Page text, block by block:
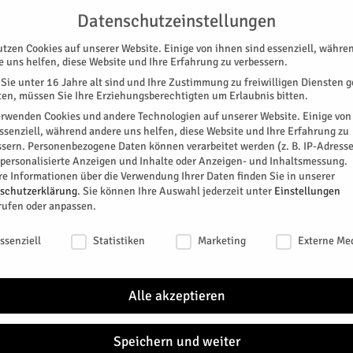
KONTAKT IMPRESSUM
SPEZIAL E-PAPER KINO GALERIE
Datenschutzeinstellungen
Cookies auf unserer Website. Einige von ihnen sind essenziell,
uns helfen, diese Website und Ihre Erfahrung zu verbessern.
unter 16 Jahre alt sind und Ihre Zustimmung zu freiwilligen Diensten
müssen Sie Ihre Erziehungsberechtigten um Erlaubnis bitten.
Cookies und andere Technologien auf unserer Website. Einige
während andere uns helfen, diese Website und Ihre Erfahrung zu
Personenbezogene Daten können verarbeitet werden (z. B. IP-
Anzeigen und Inhalte oder Anzeigen- und Inhaltsmessung.
Informationen über die Verwendung Ihrer Daten finden Sie in unserer
. Sie können Ihre Auswahl jederzeit unter Einstellungen
oder anpassen.
Statistiken Marketing Externe
Alle akzeptieren
Speichern und weiter